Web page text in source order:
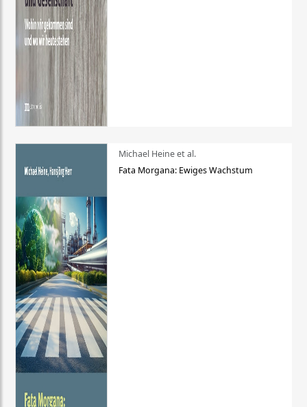
Michael Heine et al.
Fata Morgana: Ewiges Wachstum